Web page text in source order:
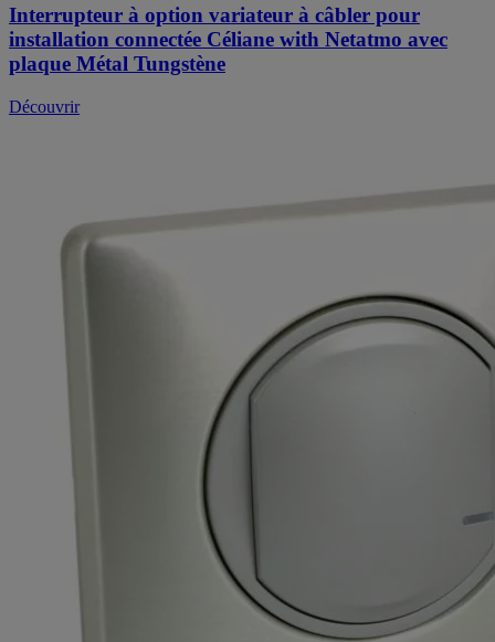
Interrupteur à option variateur à câbler pour
installation connectée Céliane with Netatmo avec
plaque Métal Tungstène
Découvrir